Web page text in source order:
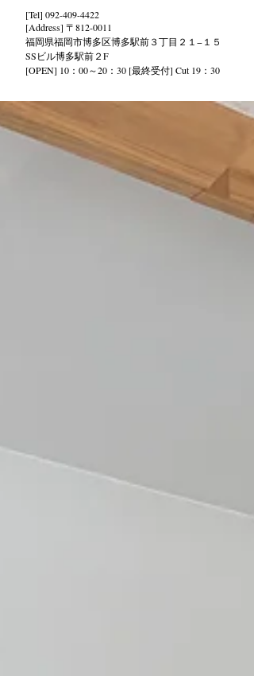
[Tel] 092-409-4422
[Address] 〒812-0011
福岡県福岡市博多区博多駅前３丁目２１−１５
SSビル博多駅前２F
[OPEN] 10：00～20：30 [最終受付] Cut 19：30